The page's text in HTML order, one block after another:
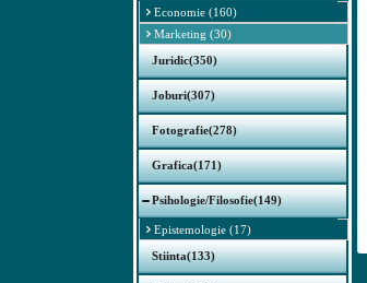
Economie (160)
Marketing (30)
Juridic(350)
Joburi(307)
Fotografie(278)
Grafica(171)
Psihologie/Filosofie(149)
Epistemologie (17)
Stiinta(133)